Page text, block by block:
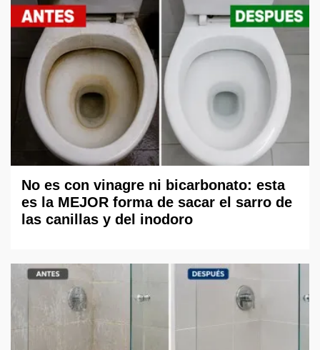
No es con vinagre ni bicarbonato: esta
es la MEJOR forma de sacar el sarro de
las canillas y del inodoro